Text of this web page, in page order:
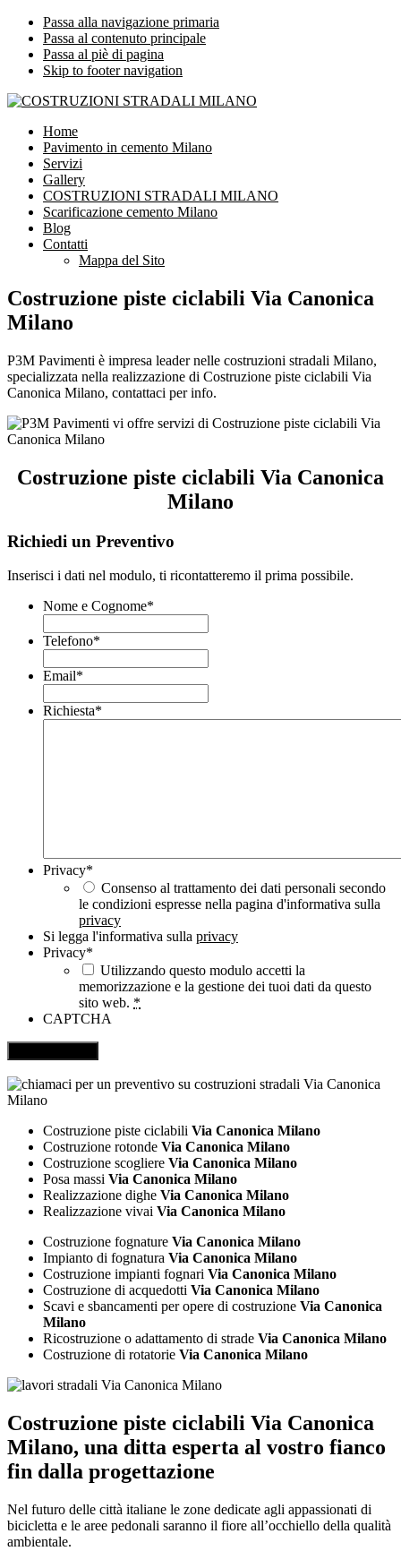
Passa alla navigazione primaria
Passa al contenuto principale
Passa al piè di pagina
Skip to footer navigation
COSTRUZIONI STRADALI MILANO
Impresa leader nelle costruzioni stradali Milano
Home
Pavimento in cemento Milano
Servizi
Gallery
COSTRUZIONI STRADALI MILANO
Scarificazione cemento Milano
Blog
Contatti
Mappa del Sito
Costruzione piste ciclabili Via Canonica
Milano
P3M Pavimenti è impresa leader nelle costruzioni stradali Milano,
specializzata nella realizzazione di Costruzione piste ciclabili Via
Canonica Milano, contattaci per info.
Costruzione piste ciclabili Via Canonica
Milano
Richiedi un Preventivo
Inserisci i dati nel modulo, ti ricontatteremo il prima possibile.
Nome e Cognome*
Telefono*
Email*
Richiesta*
Privacy*
Consenso al trattamento dei dati personali secondo
le condizioni espresse nella pagina d'informativa sulla
privacy
Si legga l'informativa sulla privacy
Privacy*
Utilizzando questo modulo accetti la
memorizzazione e la gestione dei tuoi dati da questo
sito web. *
CAPTCHA
Costruzione piste ciclabili Via Canonica Milano
Costruzione rotonde Via Canonica Milano
Costruzione scogliere Via Canonica Milano
Posa massi Via Canonica Milano
Realizzazione dighe Via Canonica Milano
Realizzazione vivai Via Canonica Milano
Costruzione fognature Via Canonica Milano
Impianto di fognatura Via Canonica Milano
Costruzione impianti fognari Via Canonica Milano
Costruzione di acquedotti Via Canonica Milano
Scavi e sbancamenti per opere di costruzione Via Canonica
Milano
Ricostruzione o adattamento di strade Via Canonica Milano
Costruzione di rotatorie Via Canonica Milano
Costruzione piste ciclabili Via Canonica
Milano, una ditta esperta al vostro fianco
fin dalla progettazione
Nel futuro delle città italiane le zone dedicate agli appassionati di
bicicletta e le aree pedonali saranno il fiore all’occhiello della qualità
ambientale.